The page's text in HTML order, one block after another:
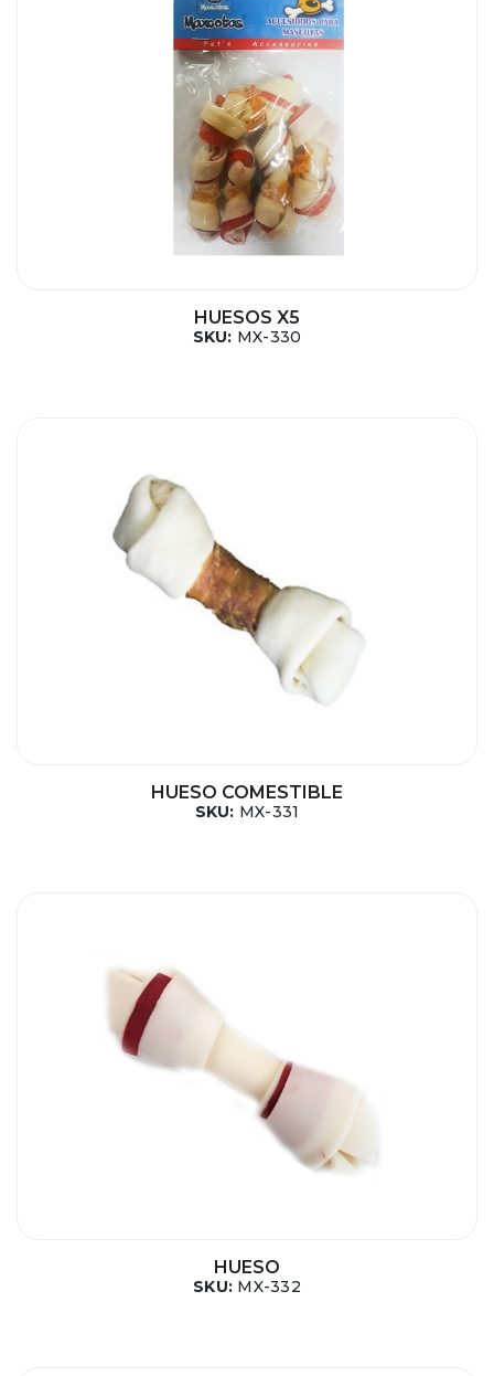
HUESOS X5
SKU: MX-330
HUESO COMESTIBLE
SKU: MX-331
HUESO
SKU: MX-332